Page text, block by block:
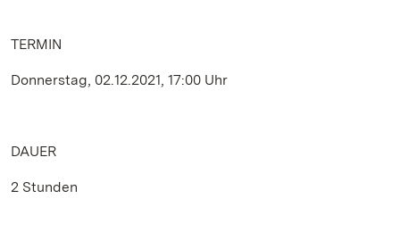
TERMIN
Donnerstag, 02.12.2021, 17:00 Uhr
DAUER
2 Stunden